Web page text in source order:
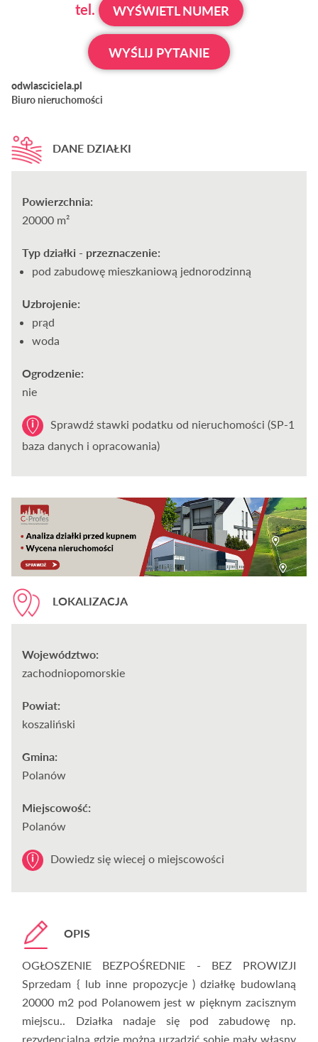
tel.
WYŚWIETL NUMER
WYŚLIJ PYTANIE
odwlasciciela.pl
Biuro nieruchomości
DANE DZIAŁKI
Powierzchnia:
20000 m²
Typ działki - przeznaczenie:
pod zabudowę mieszkaniową jednorodzinną
Uzbrojenie:
prąd
woda
Ogrodzenie:
nie
Sprawdź stawki podatku od nieruchomości (SP-1
baza danych i opracowania)
LOKALIZACJA
Województwo:
zachodniopomorskie
Powiat:
koszaliński
Gmina:
Polanów
Miejscowość:
Polanów
Dowiedz się wiecej o miejscowości
OPIS
OGŁOSZENIE BEZPOŚREDNIE - BEZ PROWIZJI
Sprzedam { lub inne propozycje ) działkę budowlaną
20000 m2 pod Polanowem jest w pięknym zacisznym
miejscu.. Działka nadaje się pod zabudowę np.
rezydencjalną gdzie można urządzić sobie mały własny